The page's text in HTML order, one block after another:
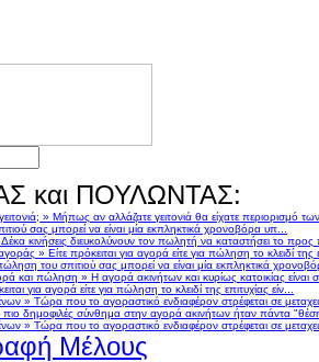
και ΠΟΥΛΩΝΤΑΣ:
» Μήπως αν αλλάζατε γειτονιά θα είχατε περιορισμό
σας μπορεί να είναι μία εκπληκτικά χρονοβόρα υπ...
Δέκα κινήσεις διευκολύνουν τον πωλητή να καταστήσει το
» Είτε πρόκειται για αγορά είτε για πώληση το κλειδί της
του σπιτιού σας μπορεί να είναι μία εκπληκτικά
και πώληση » Η αγορά ακινήτων και κυρίως κατοικίας
για αγορά είτε για πώληση το κλειδί της επιτυχίας είν...
» Τώρα που το αγοραστικό ενδιαφέρον στρέφεται σε
πιο δημοφιλές σύνθημα στην αγορά ακινήτων ήταν πάντα
» Τώρα που το αγοραστικό ενδιαφέρον στρέφεται σε
Μέλους